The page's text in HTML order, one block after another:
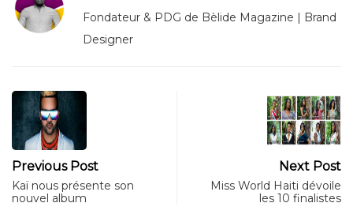
Fondateur & PDG de Bèlide Magazine | Brand
Designer
Previous Post
Kaï nous présente son
nouvel album
Next Post
Miss World Haiti dévoile
les 10 finalistes